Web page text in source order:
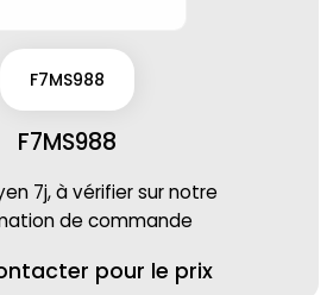
F7MS988
F7MS988
7j, à vérifier sur notre
de commande
pour le prix